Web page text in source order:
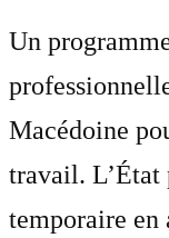
Un
Macédoine
travail. L’État
temporaire en